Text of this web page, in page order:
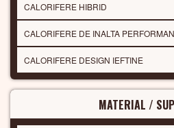
CALORIFERE HIBRID
CALORIFERE DE INALTA
CALORIFERE DESIGN IEFTINE
MATERIAL /